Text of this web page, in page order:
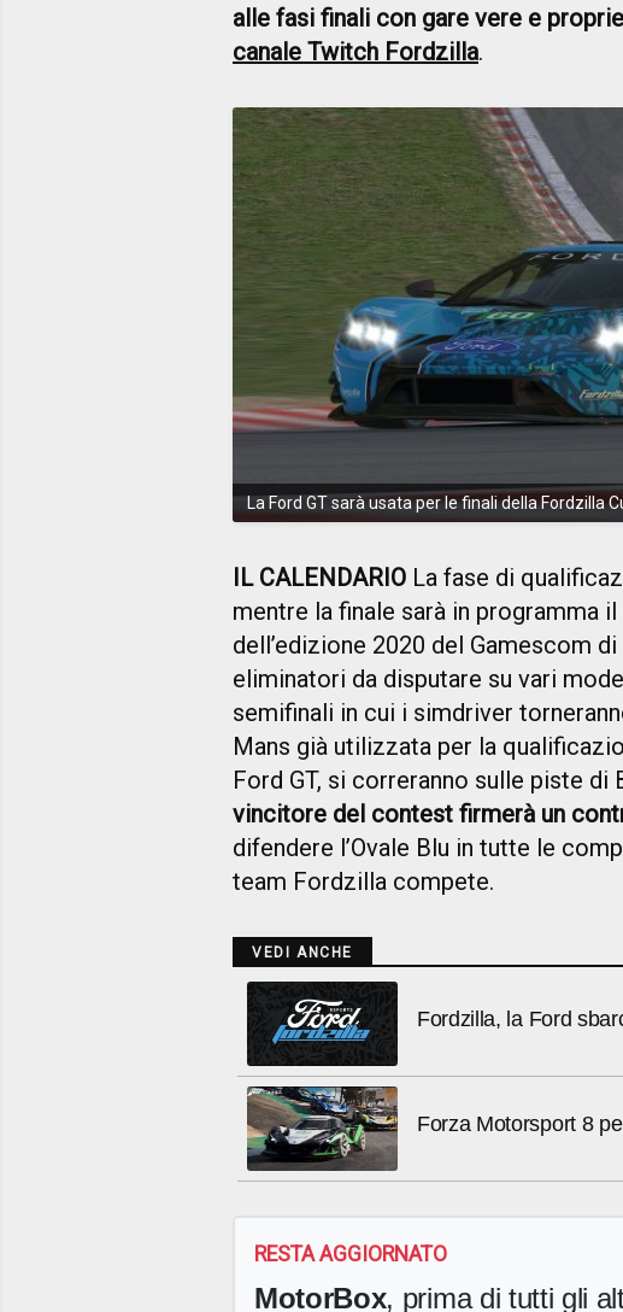
alle fasi finali con gare vere e
canale Twitch Fordzilla.
La Ford GT sarà usata per le finali della Fordzilla
IL CALENDARIO La fase di
mentre la finale sarà in programma
dell’edizione 2020 del Gamescom
eliminatori da disputare su vari
semifinali in cui i simdriver
Mans già utilizzata per la
Ford GT, si correranno sulle piste di
vincitore del contest firmerà un
difendere l’Ovale Blu in tutte le
team Fordzilla compete.
VEDI ANCHE
Fordzilla, la Ford
Forza Motorsport 8
RESTA AGGIORNATO
MotorBox, prima di tutti gli